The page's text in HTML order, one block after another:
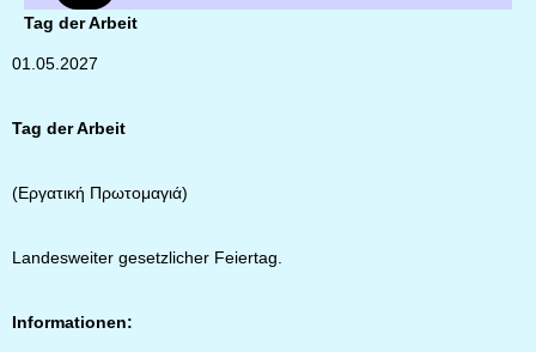
Tag der Arbeit
01.05.2027
Tag der Arbeit
(Εργατική Πρωτομαγιά)
Landesweiter gesetzlicher Feiertag.
Informationen: